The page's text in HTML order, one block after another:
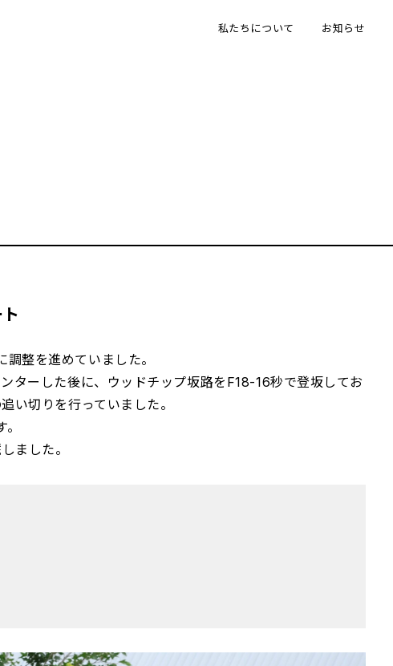
私たちについて お知らせ
整を進めていました。
ターした後に、ウッドチップ坂路をF18-16秒で登坂してお
い切りを行っていました。
ました。